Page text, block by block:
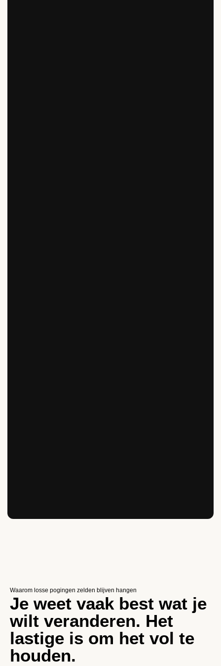
Waarom losse pogingen zelden blijven hangen
Je weet vaak best wat je
wilt veranderen. Het
lastige is om het vol te
houden.